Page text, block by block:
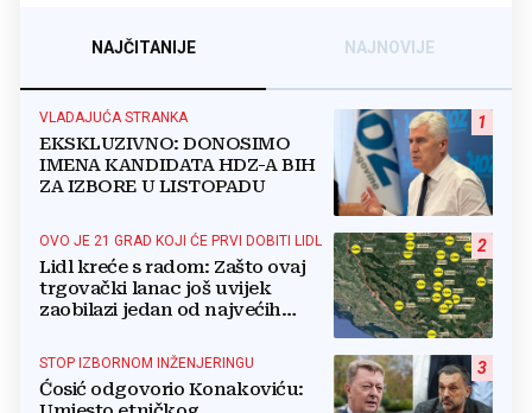
NAJČITANIJE NAJNOVIJE
1
VLADAJUĆA STRANKA
EKSKLUZIVNO: DONOSIMO
IMENA KANDIDATA HDZ-A BIH
ZA IZBORE U LISTOPADU
2
OVO JE 21 GRAD KOJI ĆE PRVI DOBITI LIDL
Lidl kreće s radom: Zašto ovaj
trgovački lanac još uvijek
zaobilazi jedan od najvećih
3
STOP IZBORNOM INŽENJERINGU
Ćosić odgovorio Konakoviću: